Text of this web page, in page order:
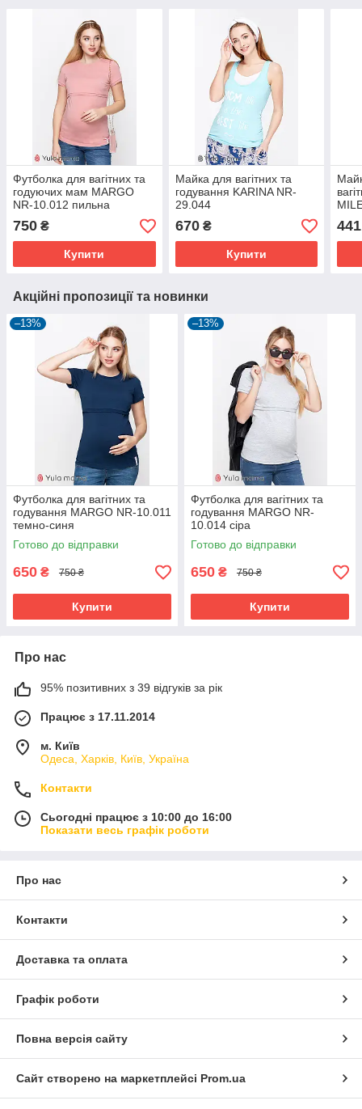
Футболка для вагітних та
годуючих мам MARGO
NR-10.012 пильна
750 ₴
Купити
Майка для вагітних та
годування KARINA NR-
29.044
670₴
Купити
441
Акційні пропозиції та новинки
–13%
Футболка для вагітних та
годування MARGO NR-10.011
темно-синя
Готово до відправки
650 ₴ 750 ₴
Купити
–13%
Футболка для вагітних та
годування MARGO NR-
10.014 сіра
Готово до відправки
650 ₴ 750 ₴
Купити
Про нас
95% позитивних з 39 відгуків за рік
Працює з 17.11.2014
м. Київ
Одеса, Харків, Київ, Україна
Контакти
Сьогодні працює з 10:00 до 16:00
Показати весь графік роботи
Про нас
Контакти
Доставка та оплата
Графік роботи
Повна версія сайту
Сайт створено на маркетплейсі Prom.ua